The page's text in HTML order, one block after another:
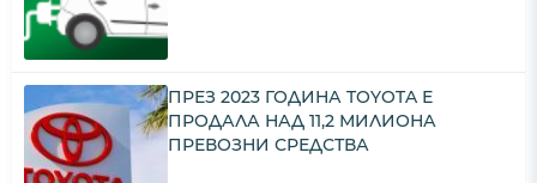
ПРЕЗ 2023 ГОДИНА TOYOTA Е
ПРОДАЛА НАД 11,2 МИЛИОНА
ПРЕВОЗНИ СРЕДСТВА